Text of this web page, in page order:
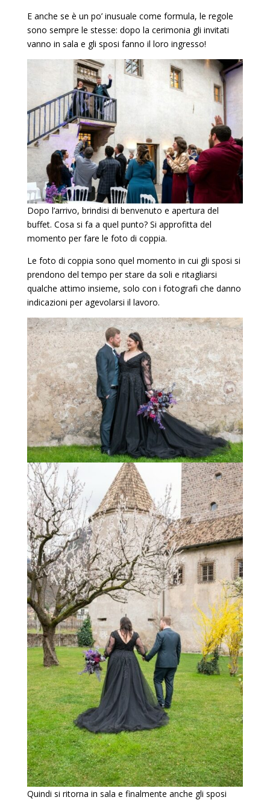
E anche se è un po’ inusuale come formula, le regole
sono sempre le stesse: dopo la cerimonia gli invitati
vanno in sala e gli sposi fanno il loro ingresso!
Dopo l’arrivo, brindisi di benvenuto e apertura del
buffet. Cosa si fa a quel punto? Si approfitta del
momento per fare le foto di coppia.
Le foto di coppia sono quel momento in cui gli sposi si
prendono del tempo per stare da soli e ritagliarsi
qualche attimo insieme, solo con i fotografi che danno
indicazioni per agevolarsi il lavoro.
Quindi si ritorna in sala e finalmente anche gli sposi